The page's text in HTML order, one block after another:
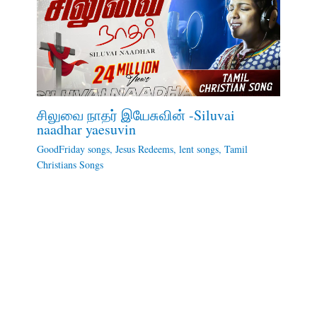
சிலுவை நாதர் இயேசுவின் -Siluvai
naadhar yaesuvin
GoodFriday songs, Jesus Redeems, lent songs, Tamil
Christians Songs